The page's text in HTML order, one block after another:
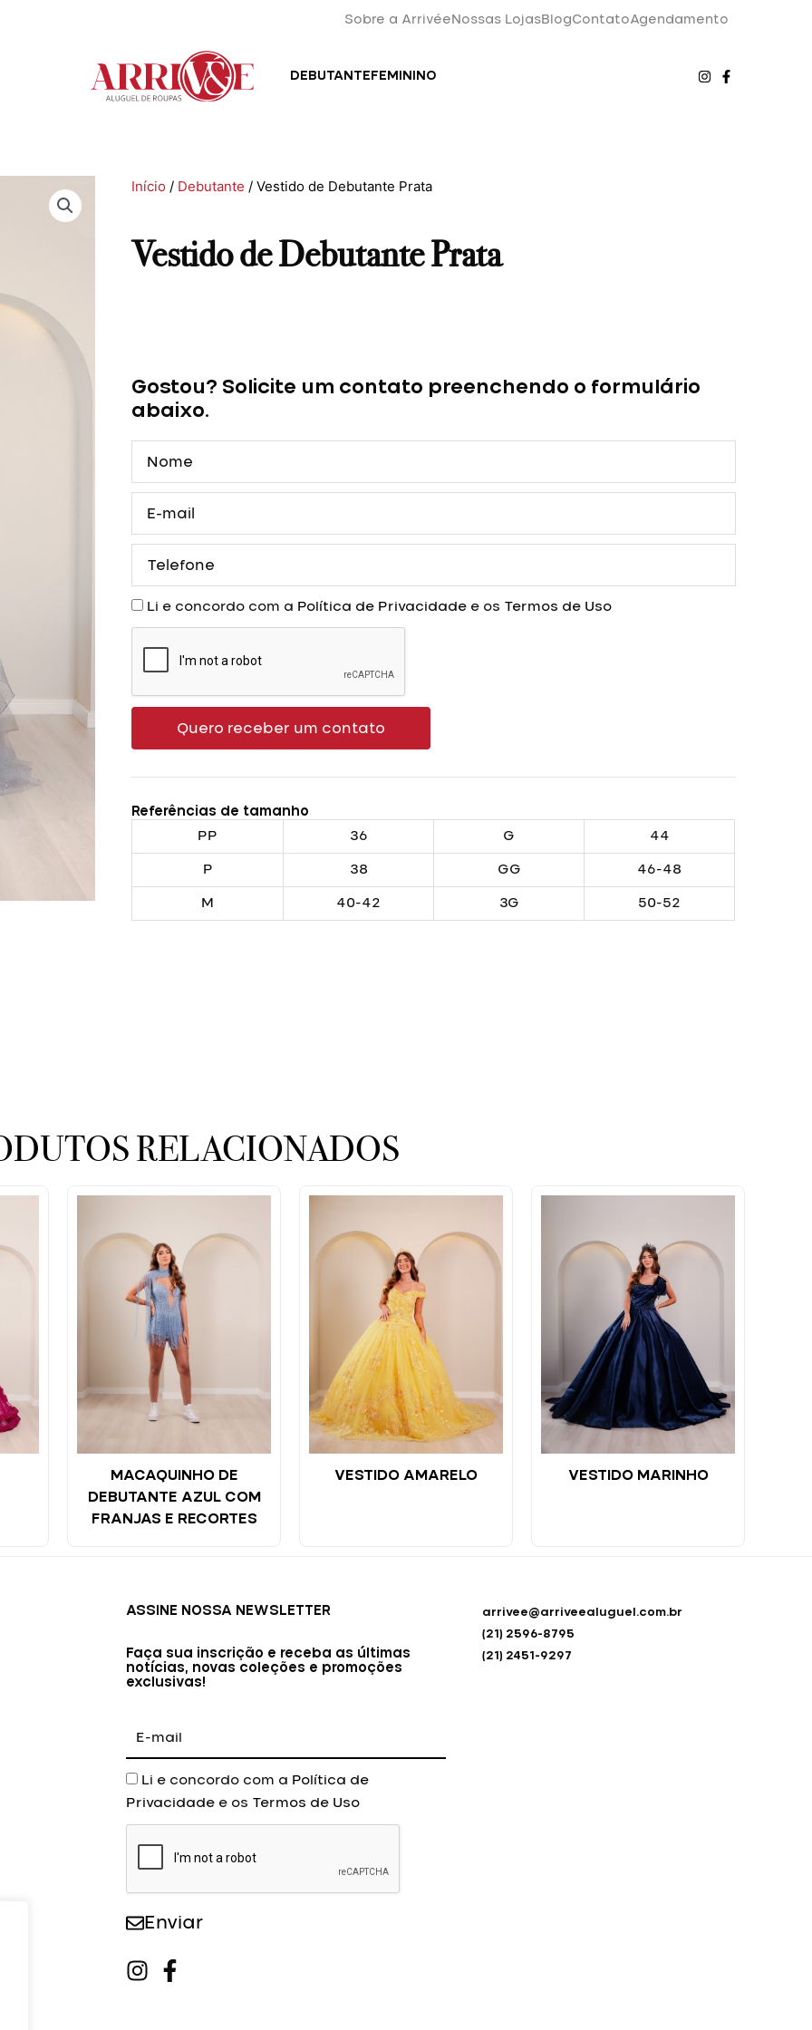
Sobre a Arrivée Nossas LojasBlogContatoAgendamento
DEBUTANTE FEMININO
Início / Debutante / Vestido de Debutante Prata
Vestido de Debutante Prata
Prata
quantidade
Gostou? Solicite um contato preenchendo o formulário
abaixo.
Aceite
Li e concordo com a Política de Privacidade e os Termos de Uso
Quero receber um contato
Referências de tamanho
PP
36 G 44
P 38 GG 46-48
M 40-42 3G 50-52
RELACIONADOS
MACAQUINHO DE
DEBUTANTE AZUL COM
FRANJAS E RECORTES
VESTIDO AMARELO VESTIDO MARINHO
ASSINE NOSSA NEWSLETTER
Faça sua inscrição e receba as últimas
notícias, novas coleções e promoções
exclusivas!
mail
Aceite
Li e concordo com a Política de
Privacidade e os Termos de Uso
Enviar
arrivee@arriveealuguel.com.br
(21) 2596-8795
(21) 2451-9297